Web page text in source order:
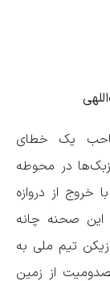
یک خطای
در محوطه
خروج از دروازه
صحنه چانه
تیم ملی به
از زمین